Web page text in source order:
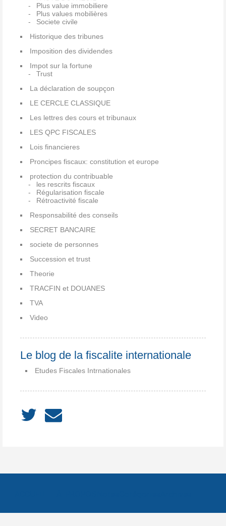
Plus value immobiliere
Plus values mobilières
Societe civile
Historique des tribunes
Imposition des dividendes
Impot sur la fortune
Trust
La déclaration de soupçon
LE CERCLE CLASSIQUE
Les lettres des cours et tribunaux
LES QPC FISCALES
Lois financieres
Proncipes fiscaux: constitution et europe
protection du contribuable
les rescrits fiscaux
Régularisation fiscale
Rétroactivité fiscale
Responsabilité des conseils
SECRET BANCAIRE
societe de personnes
Succession et trust
Theorie
TRACFIN et DOUANES
TVA
Video
Le blog de la fiscalite internationale
Etudes Fiscales Intrnationales